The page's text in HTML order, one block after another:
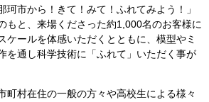
珂市から！きて！みて！ふれてみよう！」
もと、来場くださった約1,000名のお客様に
ケールを体感いただくとともに、模型やミ
を通し科学技術に「ふれて」いただく事が
町村在住の一般の方々や高校生による様々